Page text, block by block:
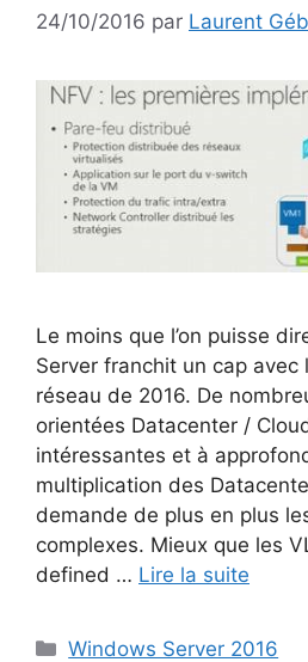
24/10/2016 par Laurent
Le moins que l’on puisse
Server franchit un cap avec
réseau de 2016. De
orientées Datacenter /
intéressantes et à
multiplication des
demande de plus en plus
complexes. Mieux que les
defined … Lire la suite
Catégories
Windows Server 2016